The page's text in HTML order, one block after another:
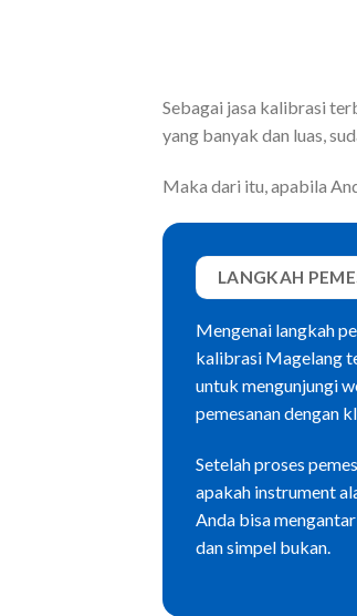
Sebagai jasa kalibrasi
yang banyak dan luas,
Maka dari itu, apabila
LANGKAH
Mengenai langkah
kalibrasi Magelang
untuk mengunjungi
pemesanan dengan
Setelah proses
apakah instrument
Anda bisa
dan simpel bukan.